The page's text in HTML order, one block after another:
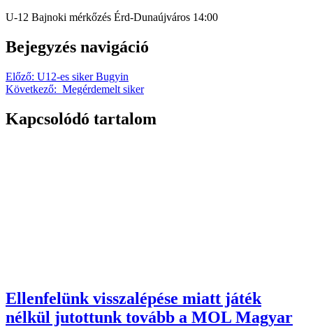
U-12 Bajnoki mérkőzés Érd-Dunaújváros 14:00
Bejegyzés navigáció
Előző: U12-es siker Bugyin
Következő: Megérdemelt siker
Kapcsolódó tartalom
Ellenfelünk visszalépése miatt játék
nélkül jutottunk tovább a MOL Magyar